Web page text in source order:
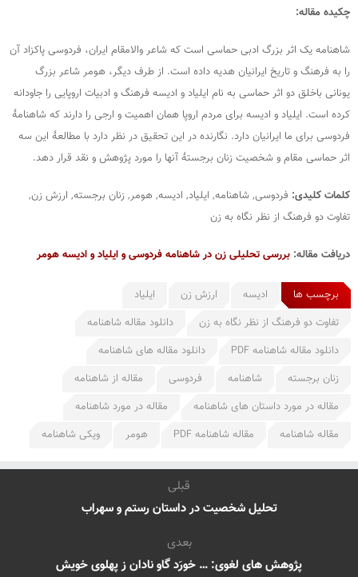
چکیده مقاله:
شاهنامه یک اثر بزرگ ادبی حماسی است که شاعر والامقام ایران، فردوسی پاکزاد آن
را به فرهنگ و تاریخ ایرانیان هدیه داده است. از طرف دیگر، هومر شاعر بزرگ
یونانی باخلق دو اثر حماسی به نام ایلیاد و ادیسه فرهنگ و ادبیات اروپایی را جاودانه
کرده است. ایلیاد و ادیسه برای مردم اروپا همان اهمیت و ارجی را دارند که شاهنامۀ
فردوسی برای ما ایرانیان دارد. نگارنده در این تحقیق در نظر دارد با مطالعۀ این سه
اثر حماسی مقام و شخصیت زنان برجستۀ آنها را مورد پژوهش و نقد قرار دهد.
کلمات کلیدی: فردوسی, شاهنامه, ایلیاد, ادیسه, هومر, زنان برجسته, ارزش زن,
تفاوت دو فرهنگ از نظر نگاه به زن
دریافت مقاله: بررسی تحلیلی زن در شاهنامه فردوسی و ایلیاد و ادیسه هومر
برچسب ها ادیسه ارزش زن
ایلیاد
تفاوت دو فرهنگ از نظر نگاه به زن
دانلود مقاله شاهنامه
دانلود مقاله شاهنامه PDF
دانلود مقاله های شاهنامه
زنان برجسته
شاهنامه فردوسی
مقاله از شاهنامه
مقاله در مورد داستان های شاهنامه
مقاله در مورد شاهنامه
مقاله شاهنامه
مقاله شاهنامه PDF هومر ویکی شاهنامه
قبلی
تحلیل شخصیت در داستان رستم و سهراب
بعدی
پژوهش های لغوی: … خورَد گاو نادان ز پهلوی خویش